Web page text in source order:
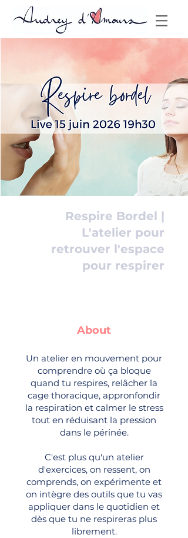
Respire Bordel |
L'atelier pour
retrouver l'espace
pour respirer
About
Un atelier en mouvement pour
comprendre où ça bloque
quand tu respires, relâcher la
cage thoracique, appronfondir
la respiration et calmer le stress
tout en réduisant la pression
dans le périnée.
C'est plus qu'un atelier
d'exercices, on ressent, on
comprends, on expérimente et
on intègre des outils que tu vas
appliquer dans le quotidien et
dès que tu ne respireras plus
librement.